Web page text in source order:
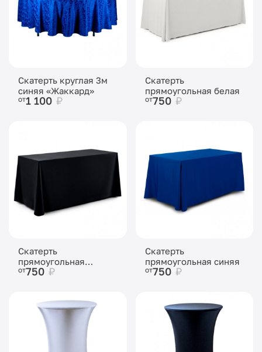
Скатерть круглая 3м
синяя «Жаккард»
от1 100 ₽
Скатерть
прямоугольная белая
от750₽
Скатерть
прямоугольная
черная
от750 ₽
Скатерть
прямоугольная синяя
от750 ₽